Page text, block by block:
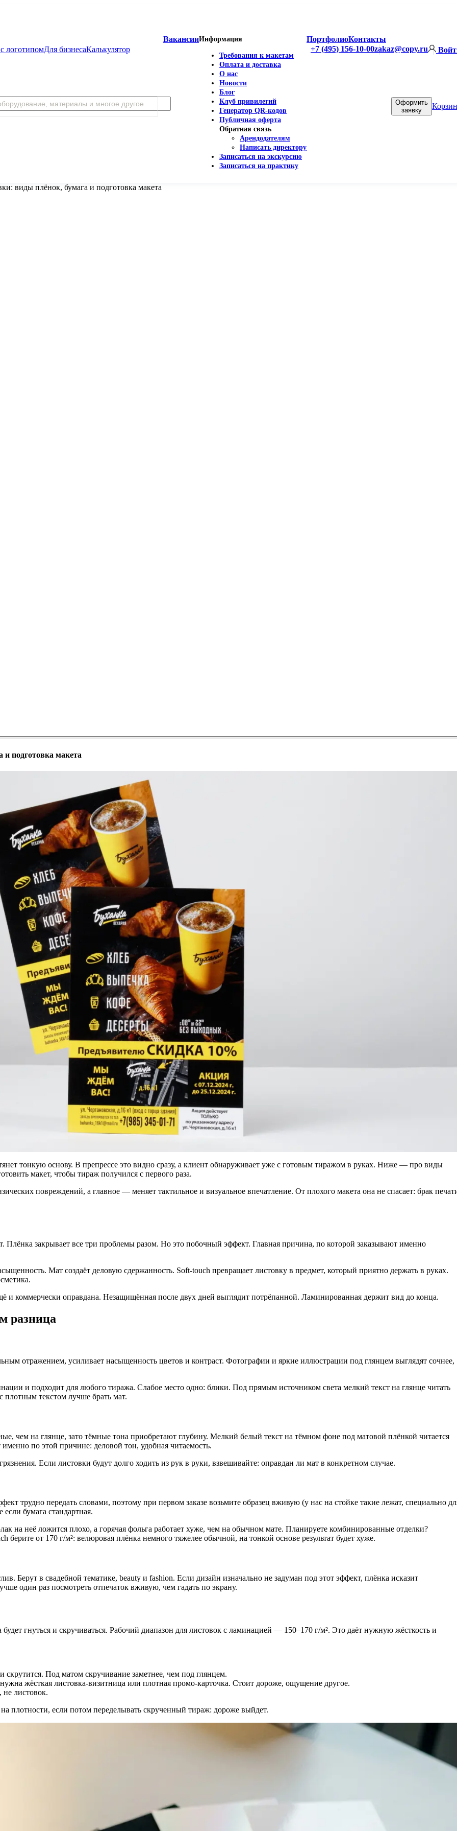
логотипомДля бизнесаКалькулятор +7 (495) 156-10-00zakaz@copy.ru
ВакансииИнформация
Требования к макетам
Оплата и доставка
О нас
Новости
Блог
Клуб привилегий
Генератор QR-кодов
Публичная оферта
Обратная связь
Арендодателям
Написать директору
Записаться на экскурсию
Записаться на практику
ПортфолиоКонтакты
Оформить
заявку
виды плёнок, бумага и подготовка макета
подготовка макета
тонкую основу. В препрессе это видно сразу, а клиент обнаруживает уже с готовым тиражом в руках. Ниже — про виды
макет, чтобы тираж получился с первого раза.
повреждений, а главное — меняет тактильное и визуальное впечатление. От плохого макета она не спасает: брак
Плёнка закрывает все три проблемы разом. Но это побочный эффект. Главная причина, по которой заказывают именно
Мат создаёт деловую сдержанность. Soft-touch превращает листовку в предмет, который приятно держать в руках.
и коммерчески оправдана. Незащищённая после двух дней выглядит потрёпанной. Ламинированная держит вид до конца.
разница
отражением, усиливает насыщенность цветов и контраст. Фотографии и яркие иллюстрации под глянцем выглядят сочнее,
и подходит для любого тиража. Слабое место одно: блики. Под прямым источником света мелкий текст на глянце читать
плотным текстом лучше брать мат.
чем на глянце, зато тёмные тона приобретают глубину. Мелкий белый текст на тёмном фоне под матовой плёнкой читается
по этой причине: деловой тон, удобная читаемость.
Если листовки будут долго ходить из рук в руки, взвешивайте: оправдан ли мат в конкретном случае.
трудно передать словами, поэтому при первом заказе возьмите образец вживую (у нас на стойке такие лежат, специально
бумага стандартная.
на неё ложится плохо, а горячая фольга работает хуже, чем на обычном мате. Планируете комбинированные отделки?
берите от 170 г/м²: велюровая плёнка немного тяжелее обычной, на тонкой основе результат будет хуже.
Берут в свадебной тематике, beauty и fashion. Если дизайн изначально не задуман под этот эффект, плёнка исказит
один раз посмотреть отпечаток вживую, чем гадать по экрану.
гнуться и скручиваться. Рабочий диапазон для листовок с ламинацией — 150–170 г/м². Это даёт нужную жёсткость и
скрутится. Под матом скручивание заметнее, чем под глянцем.
жёсткая листовка-визитница или плотная промо-карточка. Стоит дороже, ощущение другое.
не листовок.
если потом переделывать скрученный тираж: дороже выйдет.